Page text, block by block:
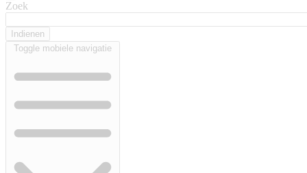
Zoek
Toggle mobiele navigatie